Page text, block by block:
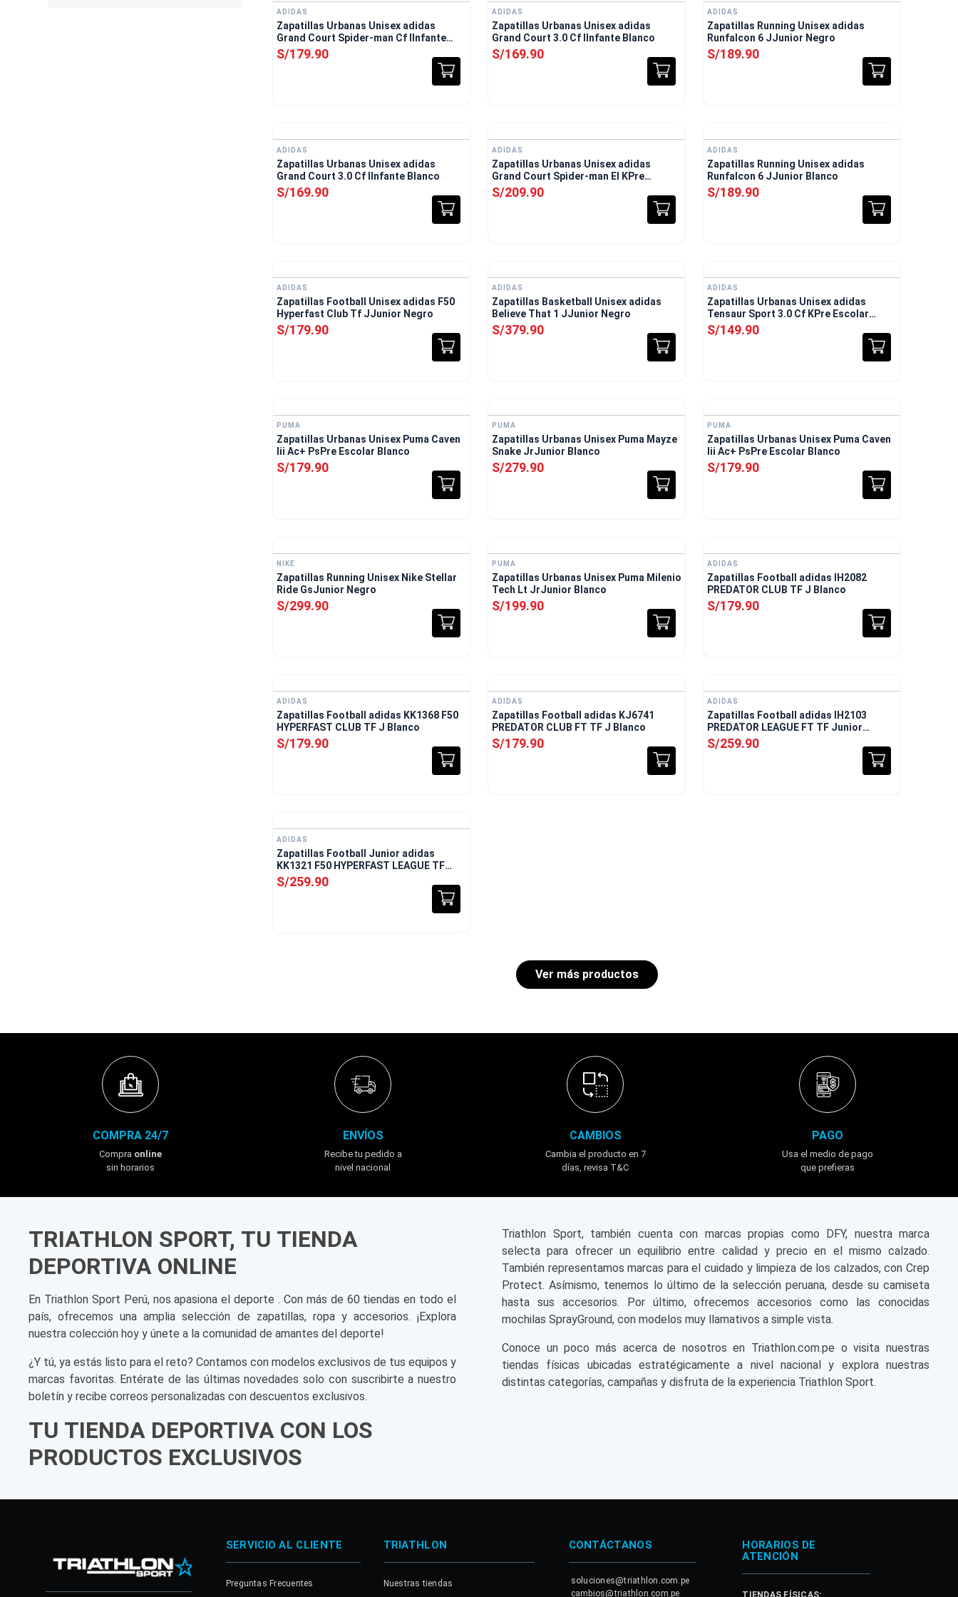
ADIDAS
Zapatillas Urbanas Unisex adidas
Grand Court Spider-man Cf IInfante
Blanco
S/179.90
ADIDAS
Zapatillas Urbanas Unisex adidas
Grand Court 3.0 Cf IInfante Blanco
S/169.90
ADIDAS
Zapatillas Running Unisex adidas
Runfalcon 6 JJunior Negro
S/189.90
ADIDAS
Zapatillas Urbanas Unisex adidas
Grand Court 3.0 Cf IInfante Blanco
S/169.90
ADIDAS
Zapatillas Urbanas Unisex adidas
Grand Court Spider-man El KPre
Escolar Blanco
S/209.90
ADIDAS
Zapatillas Running Unisex adidas
Runfalcon 6 JJunior Blanco
S/189.90
ADIDAS
Zapatillas Football Unisex adidas F50
Hyperfast Club Tf JJunior Negro
S/179.90
ADIDAS
Zapatillas Basketball Unisex adidas
Believe That 1 JJunior Negro
S/379.90
ADIDAS
Zapatillas Urbanas Unisex adidas
Tensaur Sport 3.0 Cf KPre Escolar
Blanco
S/149.90
PUMA
Zapatillas Urbanas Unisex Puma Caven
Iii Ac+ PsPre Escolar Blanco
S/179.90
PUMA
Zapatillas Urbanas Unisex Puma Mayze
Snake JrJunior Blanco
S/279.90
PUMA
Zapatillas Urbanas Unisex Puma Caven
Iii Ac+ PsPre Escolar Blanco
S/179.90
NIKE
Zapatillas Running Unisex Nike Stellar
Ride GsJunior Negro
S/299.90
PUMA
Zapatillas Urbanas Unisex Puma Milenio
Tech Lt JrJunior Blanco
S/199.90
ADIDAS
Zapatillas Football adidas IH2082
PREDATOR CLUB TF J Blanco
S/179.90
ADIDAS
Zapatillas Football adidas KK1368 F50
HYPERFAST CLUB TF J Blanco
S/179.90
ADIDAS
Zapatillas Football adidas KJ6741
PREDATOR CLUB FT TF J Blanco
S/179.90
ADIDAS
Zapatillas Football adidas IH2103
PREDATOR LEAGUE FT TF Junior
Blanco
S/259.90
ADIDAS
Zapatillas Football Junior adidas
KK1321 F50 HYPERFAST LEAGUE TF
Blanco
S/259.90
COMPRA 24/7
Compra online
sin horarios
ENVÍOS
Recibe tu pedido a
nivel nacional
CAMBIOS
Cambia el producto en 7
días, revisa T&C
PAGO
Usa el medio de pago
que prefieras
TRIATHLON SPORT, TU TIENDA
DEPORTIVA ONLINE
En Triathlon Sport Perú, nos apasiona el deporte . Con más de 60 tiendas en todo el
país, ofrecemos una amplia selección de zapatillas, ropa y accesorios. ¡Explora
nuestra colección hoy y únete a la comunidad de amantes del deporte!
¿Y tú, ya estás listo para el reto? Contamos con modelos exclusivos de tus equipos y
marcas favoritas. Entérate de las últimas novedades solo con suscribirte a nuestro
boletín y recibe correos personalizadas con descuentos exclusivos.
TU TIENDA DEPORTIVA CON LOS
PRODUCTOS EXCLUSIVOS
Triathlon Sport, también cuenta con marcas propias como DFY, nuestra marca
selecta para ofrecer un equilibrio entre calidad y precio en el mismo calzado.
También representamos marcas para el cuidado y limpieza de los calzados, con Crep
Protect. Asímismo, tenemos lo último de la selección peruana, desde su camiseta
hasta sus accesorios. Por último, ofrecemos accesorios como las conocidas
mochilas SprayGround, con modelos muy llamativos a simple vista.
Conoce un poco más acerca de nosotros en Triathlon.com.pe o visita nuestras
tiendas físicas ubicadas estratégicamente a nivel nacional y explora nuestras
distintas categorías, campañas y disfruta de la experiencia Triathlon Sport.
SERVICIO AL CLIENTE
Preguntas Frecuentes
TRIATHLON
Nuestras tiendas
CONTÁCTANOS
soluciones@triathlon.com.pe
cambios@triathlon.com.pe
HORARIOS DE
ATENCIÓN
TIENDAS FÍSICAS: